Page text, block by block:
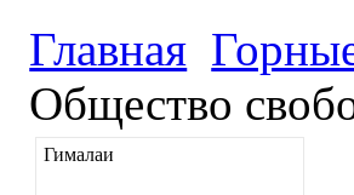
Главная
Общество
Гималаи